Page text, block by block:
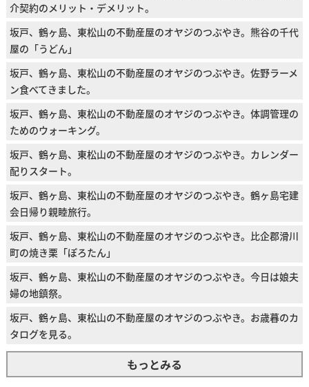
介契約のメリット・デメリット。
坂戸、鶴ヶ島、東松山の不動産屋のオヤジのつぶやき。熊谷の千代
屋の「うどん」
坂戸、鶴ヶ島、東松山の不動産屋のオヤジのつぶやき。佐野ラーメ
ン食べてきました。
坂戸、鶴ヶ島、東松山の不動産屋のオヤジのつぶやき。体調管理の
ためのウォーキング。
坂戸、鶴ヶ島、東松山の不動産屋のオヤジのつぶやき。カレンダー
配りスタート。
坂戸、鶴ヶ島、東松山の不動産屋のオヤジのつぶやき。鶴ヶ島宅建
会日帰り親睦旅行。
坂戸、鶴ヶ島、東松山の不動産屋のオヤジのつぶやき。比企郡滑川
町の焼き栗「ぽろたん」
坂戸、鶴ヶ島、東松山の不動産屋のオヤジのつぶやき。今日は娘夫
婦の地鎮祭。
坂戸、鶴ヶ島、東松山の不動産屋のオヤジのつぶやき。お歳暮のカ
タログを見る。
もっとみる